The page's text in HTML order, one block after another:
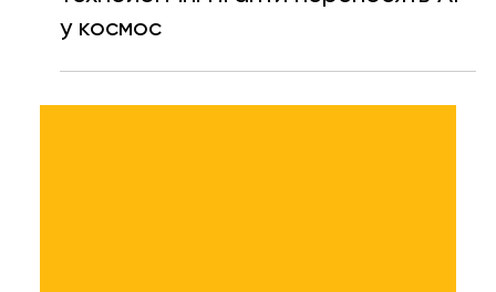
технологічні гіганти переносять AI
у космос